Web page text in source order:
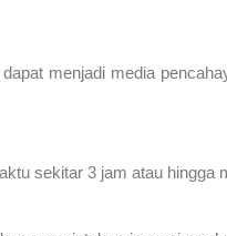
menjadi media
sekitar 3 jam atau hingga